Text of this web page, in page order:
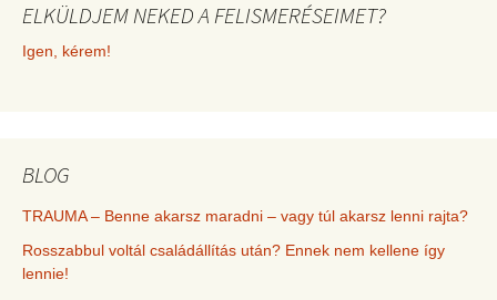
ELKÜLDJEM NEKED A FELISMERÉSEIMET?
Igen, kérem!
BLOG
TRAUMA – Benne akarsz maradni – vagy túl akarsz lenni rajta?
Rosszabbul voltál családállítás után? Ennek nem kellene így
lennie!